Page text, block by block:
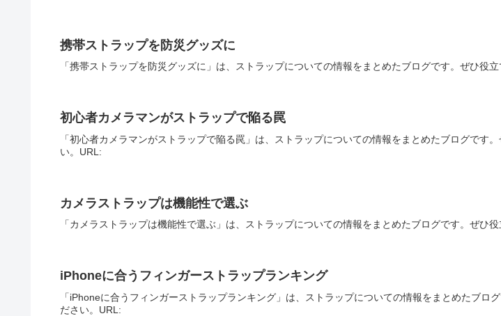
携帯ストラップを防災グッズに
「携帯ストラップを防災グッズに」は、ストラップについての情報をまとめたブログです。ぜひ役
初心者カメラマンがストラップで陥る罠
「初心者カメラマンがストラップで陥る罠」は、ストラップについての情報をまとめたブログです
い。URL:
カメラストラップは機能性で選ぶ
「カメラストラップは機能性で選ぶ」は、ストラップについての情報をまとめたブログです。ぜひ
iPhoneに合うフィンガーストラップランキング
「iPhoneに合うフィンガーストラップランキング」は、ストラップについての情報をまとめたブロ
ださい。URL: